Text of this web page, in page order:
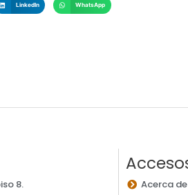
LinkedIn WhatsApp
8.
Acerca de